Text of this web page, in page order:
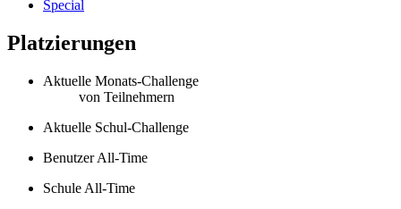
Special
Platzierungen
Aktuelle Monats-Challenge
von Teilnehmern
Aktuelle Schul-Challenge
Benutzer All-Time
Schule All-Time